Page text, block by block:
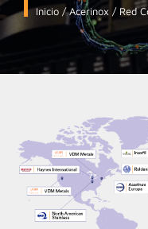
Inicio Acerinox Red